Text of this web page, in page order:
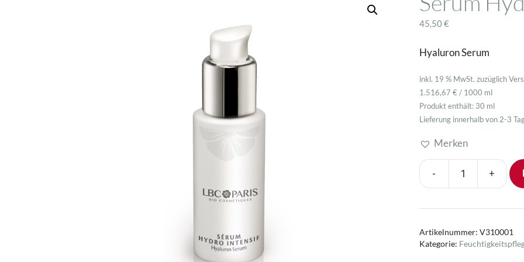
45,50€
Hyaluron Serum
inkl. 19 % MwSt. zuzüglich
1.516,67 € / 1000 ml
Produkt enthält: 30 ml
Lieferung innerhalb von 2-3
Merken
-
Sérum
Intensif
+
Artikelnummer: V310001
Kategorie: